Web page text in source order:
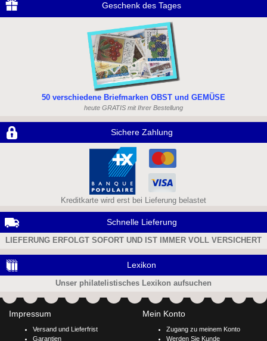
Geschenk des Tages
50 verschiedene Briefmarken OBST und GEMÜSE
heute GRATIS mit Ihrer Bestellung
Sichere Zahlung
Kreditkarte wird erst bei Lieferung belastet
Schnelle Lieferung
LIEFERUNG ERFOLGT SOFORT UND IST IMMER VOLL VERSICHERT
Lexikon
Unser philatelistisches Lexikon aufsuchen
Impressum
Versand und Lieferfrist
Garantien
Mein Konto
Zugang zu meinem Konto
Werden Sie Kunde